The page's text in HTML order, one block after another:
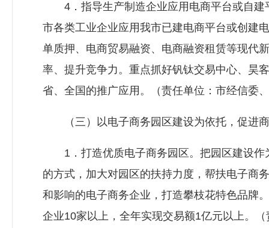
4．指导生产制造企业应用电商平台或自建
市各类工业企业应用我市已建电商平台或创建
单质押、电商贸易融资、电商融资租赁等现代
率、提升竞争力。重点抓好钒钛交易中心、昊
省、全国的推广应用。（责任单位：市经信委
（三）以电子商务园区建设为依托，促进商
1．打造优质电子商务园区。把园区建设作
的方式，加大对园区的扶持力度，帮扶电子商
和影响的电子商务企业，打造攀枝花特色品牌
企业10家以上，全年实现交易额1亿元以上。